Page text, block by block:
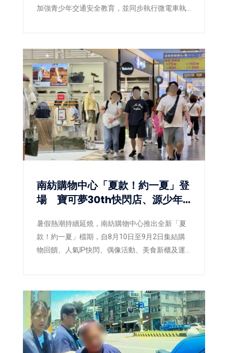
加強青少年交通安全教育，並同步執行微電車執
南紡購物中心「夏款！約一夏」登
場 寶可夢30th快閃店、源少年
暑假熱潮持續延燒，南紡購物中心推出全新「夏
款！約一夏」檔期，自8月10日至9月2日集結購
物回饋、人氣IP快閃、偶像活動、美食新櫃及運
賽與鼓手道館競技，打造今夏最熱鬧的城市娛樂
據點。同時祭出會員點數折抵、滿額贈禮及多元
支付優惠，讓消費者享受購物、娛樂、美食一次
到位的夏日體驗。